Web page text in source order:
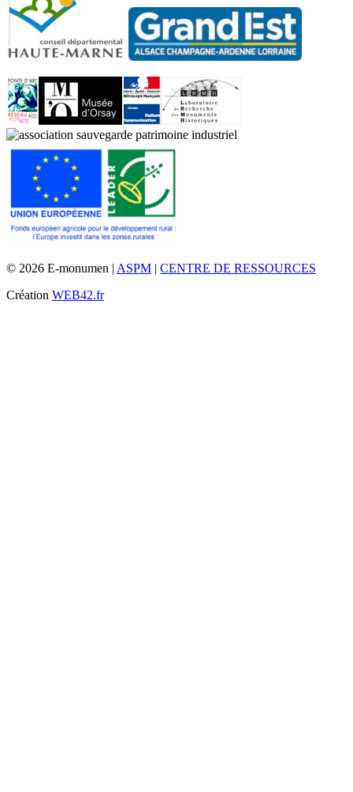
© 2026 E-monumen | ASPM | CENTRE DE RESSOURCES
Création WEB42.fr